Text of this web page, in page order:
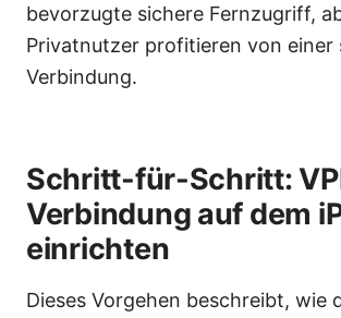
bevorzugte sichere Fernzugriff,
Privatnutzer profitieren von einer
Verbindung.
Schritt-für-Schritt:
Verbindung auf dem
einrichten
Dieses Vorgehen beschreibt, wie